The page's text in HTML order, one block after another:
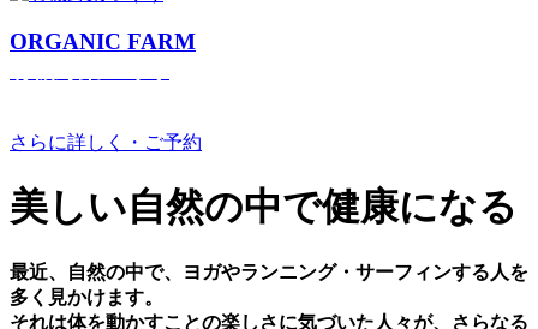
ORGANIC FARM
さらに詳しく・ご予約
美しい⾃然の中で健康になる
最近、⾃然の中で、ヨガやランニング・サーフィンする⼈を
多く⾒かけます。
それは体を動かすことの楽しさに気づいた⼈々が、さらなる